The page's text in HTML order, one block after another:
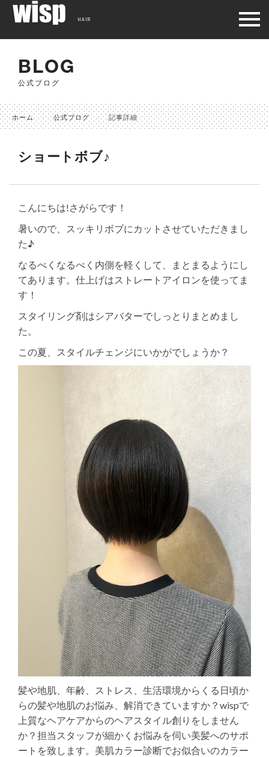
BLOG
公式ブログ
ホーム 公式ブログ 記事詳細
ショートボブ♪
こんにちは!さがらです！
暑いので、スッキリボブにカットさせていただきまし
た♪
なるべくなるべく内側を軽くして、まとまるようにし
てあります。仕上げはストレートアイロンを使ってま
す！
スタイリング剤はシアバターでしっとりまとめまし
た。
この夏、スタイルチェンジにいかがでしょうか？
髪や地肌、年齢、ストレス、生活環境からくる日頃か
らの髪や地肌のお悩み、解消できていますか？wispで
上質なヘアケアからのヘアスタイル創りをしません
か？担当スタッフが細かくお悩みを伺い美髪へのサポ
ートを致します。美肌カラー診断でお似合いのカラー
HAIR